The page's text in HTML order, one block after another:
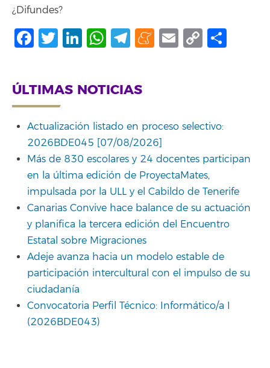
¿Difundes?
Facebook
Twitter
LinkedIn
WhatsApp
Telegram
Meneame
Email
Copy
ÚLTIMAS NOTICIAS
Actualización listado en proceso selectivo:
2026BDE045 [07/08/2026]
Más de 830 escolares y 24 docentes participan
en la última edición de ProyectaMates,
impulsada por la ULL y el Cabildo de Tenerife
Canarias Convive hace balance de su actuación
y planifica la tercera edición del Encuentro
Estatal sobre Migraciones
Adeje avanza hacia un modelo estable de
participación intercultural con el impulso de su
ciudadanía
Convocatoria Perfil Técnico: Informático/a I
(2026BDE043)